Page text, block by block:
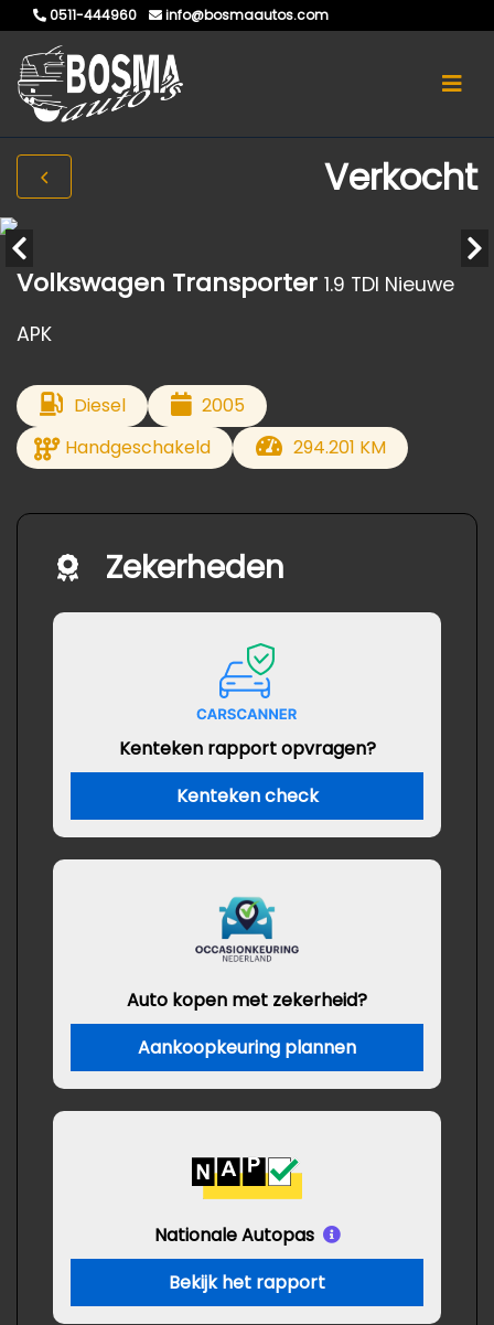
0511-444960 info@bosmaautos.com
Verkocht
Volkswagen Transporter 1.9 TDI Nieuwe
APK
Diesel
2005
Handgeschakeld
294.201 KM
Zekerheden
Kenteken rapport opvragen?
Kenteken check
Auto kopen met zekerheid?
Aankoopkeuring plannen
Nationale Autopas
Bekijk het rapport